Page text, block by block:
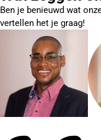
Ben je benieuwd wat
vertellen het je graag!